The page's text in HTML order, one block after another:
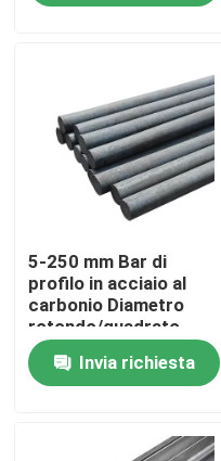
Video
Giro della fabbrica
Controllo di qualità
Contattici
Richieda una citazione
5-250 mm Bar di
profilo in acciaio al
carbonio Diametro
rotondo/quadrato
piatto/ rettangolo
Invia richiesta